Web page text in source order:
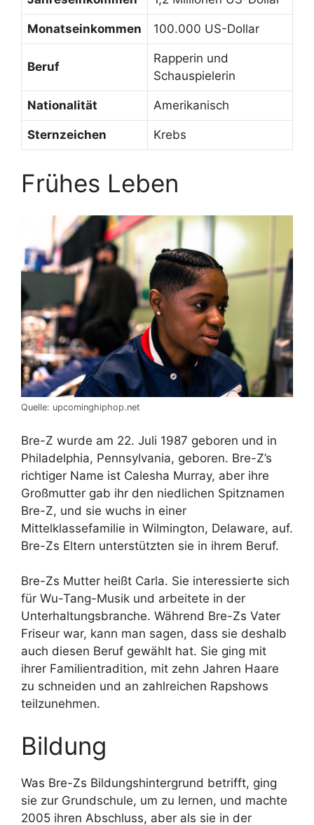
Monatseinkommen 100.000 US-Dollar
Beruf
Rapperin und
Schauspielerin
Nationalität Amerikanisch
Sternzeichen Krebs
Frühes Leben
Quelle: upcominghiphop.net
Bre-Z wurde am 22. Juli 1987 geboren und in
Philadelphia, Pennsylvania, geboren. Bre-Z’s
richtiger Name ist Calesha Murray, aber ihre
Großmutter gab ihr den niedlichen Spitznamen
Bre-Z, und sie wuchs in einer
Mittelklassefamilie in Wilmington, Delaware, auf.
Bre-Zs Eltern unterstützten sie in ihrem Beruf.
Bre-Zs Mutter heißt Carla. Sie interessierte sich
für Wu-Tang-Musik und arbeitete in der
Unterhaltungsbranche. Während Bre-Zs Vater
Friseur war, kann man sagen, dass sie deshalb
auch diesen Beruf gewählt hat. Sie ging mit
ihrer Familientradition, mit zehn Jahren Haare
zu schneiden und an zahlreichen Rapshows
teilzunehmen.
Bildung
Was Bre-Zs Bildungshintergrund betrifft, ging
sie zur Grundschule, um zu lernen, und machte
2005 ihren Abschluss, aber als sie in der